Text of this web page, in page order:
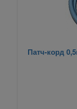
Патч-корд